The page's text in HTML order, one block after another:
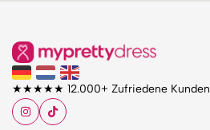
★★★★★ 12.000+ Zufriedene Kunden